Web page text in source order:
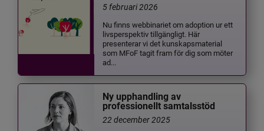
5 februari 2026
Nu finns webbinariet om adoption ur ett
livsperspektiv tillgängligt. Här
presenterar vi det kunskapsmaterial
som MFoF tagit fram för dig som möter
ad...
Ny upphandling av
professionellt samtalsstöd
22 december 2025